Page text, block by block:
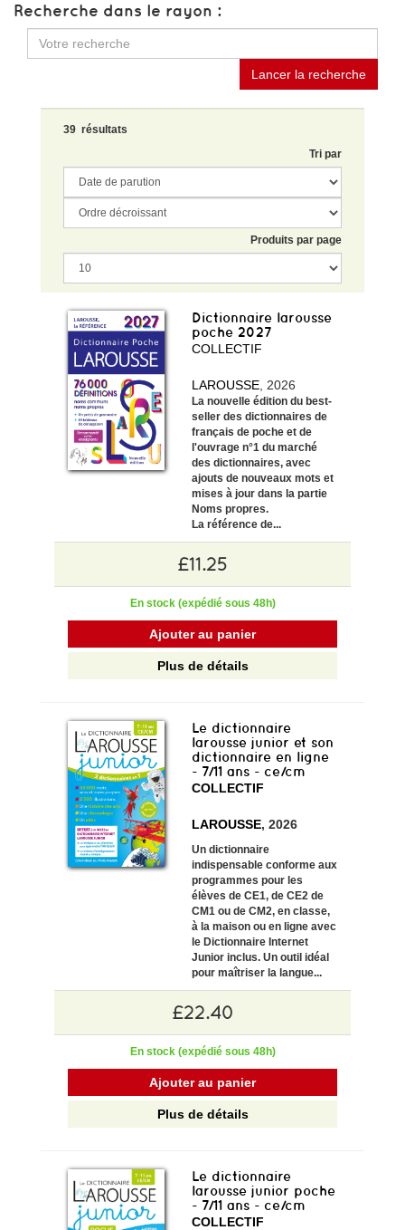
Recherche dans le rayon :
Lancer la recherche
39 résultats
Tri par
Produits par page
Dictionnaire larousse
poche 2027
COLLECTIF
LAROUSSE, 2026
La nouvelle édition du best-
seller des dictionnaires de
français de poche et de
l'ouvrage n°1 du marché
des dictionnaires, avec
ajouts de nouveaux mots et
mises à jour dans la partie
Noms propres.
La référence de...
£11.25
En stock (expédié sous 48h)
Ajouter au panier
Plus de détails
Le dictionnaire
larousse junior et son
dictionnaire en ligne
- 7/11 ans - ce/cm
COLLECTIF
LAROUSSE, 2026
Un dictionnaire
indispensable conforme aux
programmes pour les
élèves de CE1, de CE2 de
CM1 ou de CM2, en classe,
à la maison ou en ligne avec
le Dictionnaire Internet
Junior inclus. Un outil idéal
pour maîtriser la langue...
£22.40
En stock (expédié sous 48h)
Ajouter au panier
Plus de détails
Le dictionnaire
larousse junior poche
- 7/11 ans - ce/cm
COLLECTIF